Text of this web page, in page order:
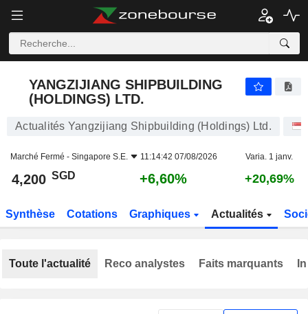
YANGZIJIANG SHIPBUILDING
(HOLDINGS) LTD.
Actualités Yangzijiang Shipbuilding (Holdings) Ltd.
Marché Fermé - Singapore S.E. 11:14:42 07/08/2026 Varia. 1 janv.
4,200 SGD +6,60% +20,69%
Synthèse Cotations Graphiques Actualités
Toute l'actualité Reco analystes Faits marquants